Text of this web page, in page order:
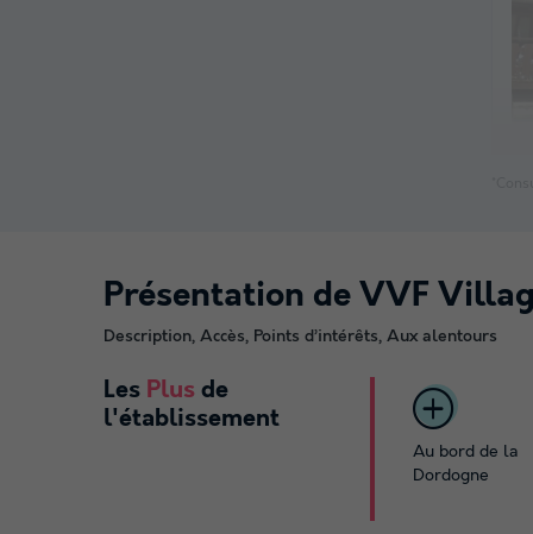
Présentation de VVF
Description, Accès, Points d’intérêts, Aux alentours
Les Plus de
l'établissement
Au bord de la
Dordogne